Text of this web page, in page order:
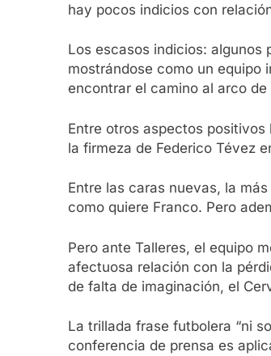
hay pocos indicios con
Los escasos indicios: algunos
mostrándose como un equipo
encontrar el camino al arco de
Entre otros aspectos
la firmeza de Federico Tévez
Entre las caras nuevas, la
como quiere Franco. Pero
Pero ante Talleres, el equipo
afectuosa relación con la
de falta de imaginación, el
La trillada frase futbolera “ni
conferencia de prensa es